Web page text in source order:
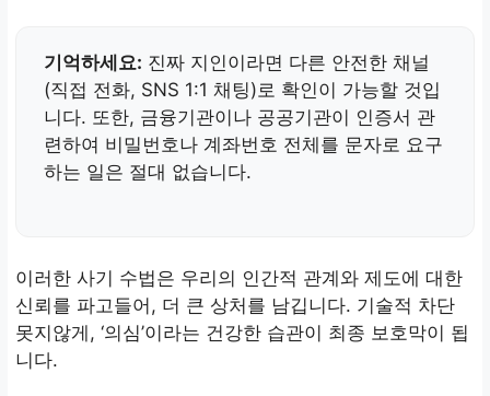
기억하세요: 진짜 지인이라면 다른 안전한 채널
(직접 전화, SNS 1:1 채팅)로 확인이 가능할 것입
니다. 또한, 금융기관이나 공공기관이 인증서 관
련하여 비밀번호나 계좌번호 전체를 문자로 요구
하는 일은 절대 없습니다.
이러한 사기 수법은 우리의 인간적 관계와 제도에 대한
신뢰를 파고들어, 더 큰 상처를 남깁니다. 기술적 차단
못지않게, ‘의심’이라는 건강한 습관이 최종 보호막이 됩
니다.